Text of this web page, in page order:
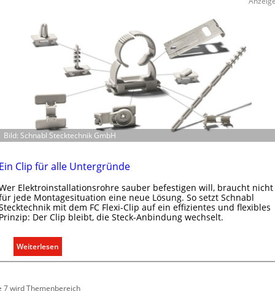
u
e
k
r
m
o
b
i
Bild: Schnabl Stecktechnik GmbH
Clip für alle Untergründe
Elektroinstallationsrohre sauber befestigen will, braucht nicht
jede Montagesituation eine neue Lösung. So setzt Schnabl
mit dem FC Flexi-Clip auf ein effizientes und flexibles
Der Clip bleibt, die Steck-Anbindung wechselt.
Weiterlesen
E
7 wird Themenbereich